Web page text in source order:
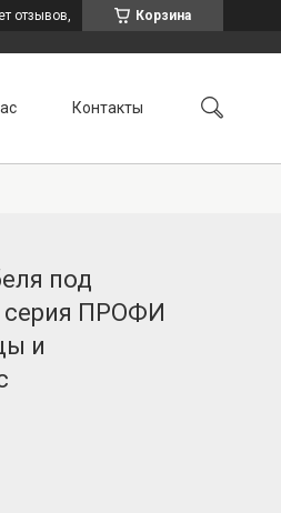
Корзина
отзывов,
Контакты
под
серия ПРОФИ
и